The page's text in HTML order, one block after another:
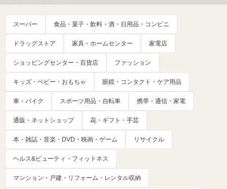
スーパー 食品・菓子・飲料・酒・日用品・コンビニ
ドラッグストア 家具・ホームセンター 家電店
ショッピングセンター・百貨店 ファッション
キッズ・ベビー・おもちゃ 眼鏡・コンタクト・ケア用品
車・バイク スポーツ用品・自転車 携帯・通信・家電
通販・ネットショップ 花・ギフト・手芸
本・雑誌・音楽・DVD・映画・ゲーム リサイクル
ヘルス&ビューティ・フィットネス
マンション・戸建・リフォーム・レンタル収納